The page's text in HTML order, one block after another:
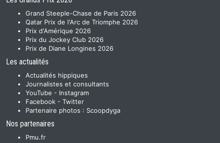
Grand Steeple-Chase de Paris 2026
Qatar Prix de l'Arc de Triomphe 2026
Prix d'Amérique 2026
Prix du Jockey Club 2026
Prix de Diane Longines 2026
Les actualités
Actualités hippiques
Journalistes et consultants
YouTube - Instagram
Facebook - Twitter
Partenaire photos : Scoopdyga
Nos partenaires
Pmu.fr